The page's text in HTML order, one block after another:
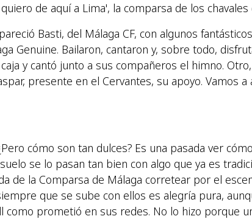
de aquí a Lima', la comparsa de los
Basti, del Málaga CF, con algunos
Genuine. Bailaron, cantaron y, sobre todo,
y cantó junto a sus compañeros el himno.
presente en el Cervantes, su apoyo. Vamos a
cómo son tan dulces? Es una pasada ver
se lo pasan tan bien con algo que ya es
de la Comparsa de Málaga corretear por el
que se sube con ellos es alegría pura,
como prometió en sus redes. No lo hizo porque